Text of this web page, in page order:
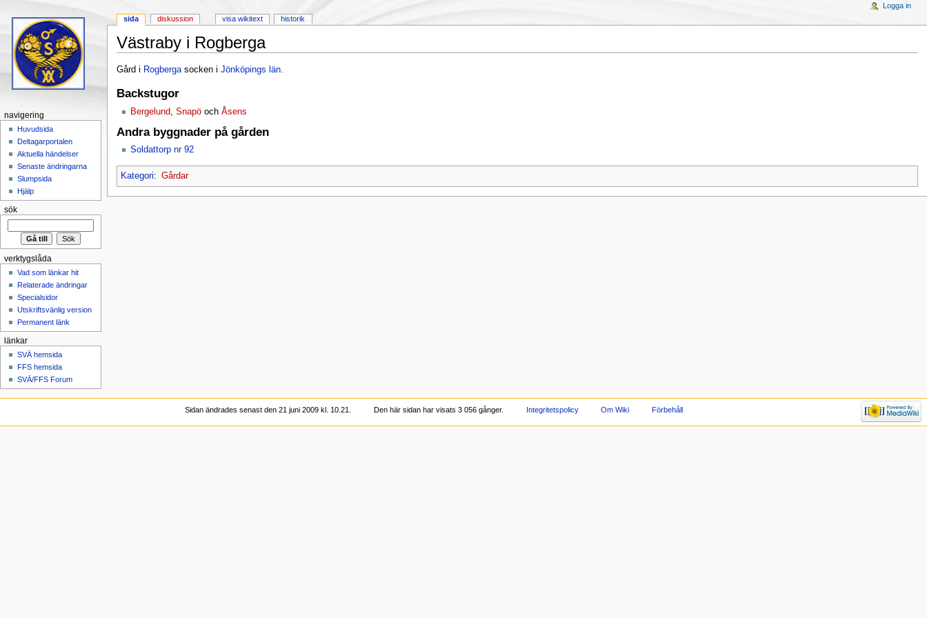
Västraby i Rogberga
Gård i Rogbergasocken i Jönköpings län.
Backstugor
Bergelund, Snapöoch Åsens
Andra byggnader på gården
Soldattorp nr 92
Kategori: Gårdar
sida diskussion visa wikitext historik
Logga in
navigering
Huvudsida
Deltagarportalen
Aktuella händelser
Senaste ändringarna
Slumpsida
Hjälp
sök
verktygslåda
Vad som länkar hit
Relaterade ändringar
Specialsidor
Utskriftsvänlig version
Permanent länk
länkar
SVÄ hemsida
FFS hemsida
SVÄ/FFS Forum
Sidan ändrades senast den 21 juni 2009 kl. 10.21. Den här sidan har visats 3 056 gånger. Integritetspolicy Om Wiki Förbehåll